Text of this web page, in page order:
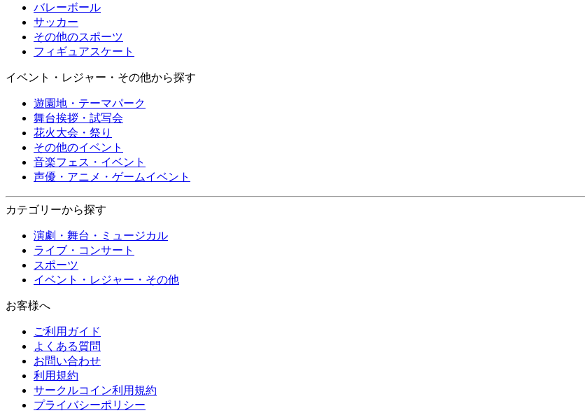
バレーボール
サッカー
その他のスポーツ
フィギュアスケート
イベント・レジャー・その他から探す
遊園地・テーマパーク
舞台挨拶・試写会
花火大会・祭り
その他のイベント
音楽フェス・イベント
声優・アニメ・ゲームイベント
カテゴリーから探す
演劇・舞台・ミュージカル
ライブ・コンサート
スポーツ
イベント・レジャー・その他
お客様へ
ご利用ガイド
よくある質問
お問い合わせ
利用規約
サークルコイン利用規約
プライバシーポリシー